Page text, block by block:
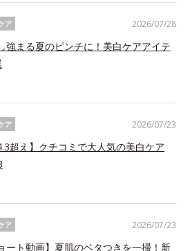
ア
強まる夏のピンチに！美白ケアアイテ
2026/07/28
ア
超え】クチコミで大人気の美白ケア
2026/07/23
ア
ート動画】夏肌のベタつきを一掃！新
2026/07/23